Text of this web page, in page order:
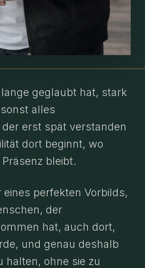
geglaubt hat, stark
alles
erst spät verstanden
dort beginnt, wo
bleibt.
eines perfekten Vorbilds,
der
hat, auch dort,
und genau deshalb
halten, ohne sie zu